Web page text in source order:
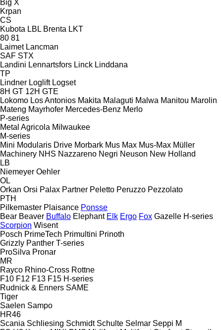
Big X
Krpan
CS
Kubota LBL Brenta LKT
80 81
Laimet Lancman
SAF STX
Landini Lennartsfors Linck Linddana
TP
Lindner Loglift Logset
8H GT 12H GTE
Lokomo Los Antonios Makita Malaguti Malwa Manitou Marolin
Mateng Mayrhofer Mercedes-Benz Merlo
P-series
Metal Agricola Milwaukee
M-series
Mini Modularis Drive Morbark Mus Max Mus-Max Müller
Machinery NHS Nazzareno Negri Neuson New Holland
LB
Niemeyer Oehler
OL
Orkan Orsi Palax Partner Peletto Peruzzo Pezzolato
PTH
Pilkemaster Plaisance Ponsse
Bear Beaver Buffalo Elephant Elk Ergo Fox Gazelle H-series
Scorpion Wisent
Posch PrimeTech Primultini Prinoth
Grizzly Panther T-series
ProSilva Pronar
MR
Rayco Rhino-Cross Rottne
F10 F12 F13 F15 H-series
Rudnick & Enners SAME
Tiger
Saelen Sampo
HR46
Scania Schliesing Schmidt Schulte Selmar Seppi M